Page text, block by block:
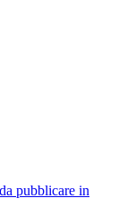
pubblicare in